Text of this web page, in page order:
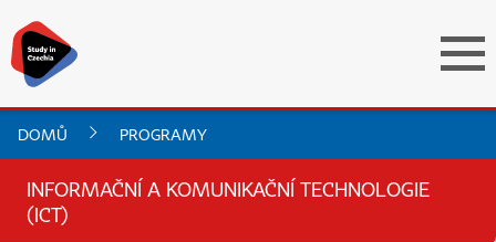
DOMŮ PROGRAMY
INFORMAČNÍ A KOMUNIKAČNÍ TECHNOLOGIE
(ICT)